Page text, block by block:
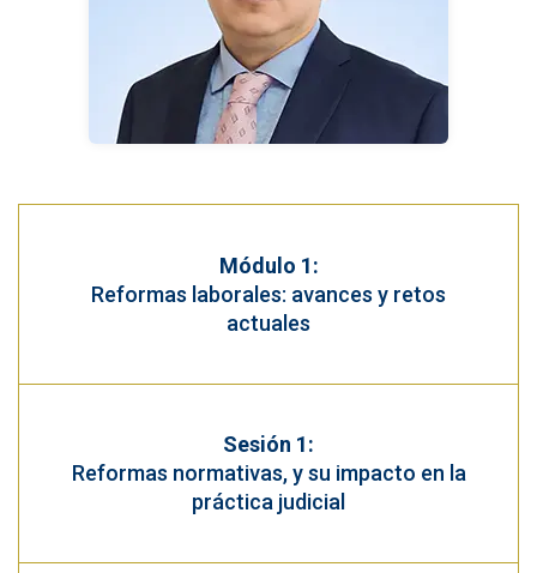
Módulo 1:
Reformas laborales: avances y retos
actuales
Sesión 1:
Reformas normativas, y su impacto en la
práctica judicial